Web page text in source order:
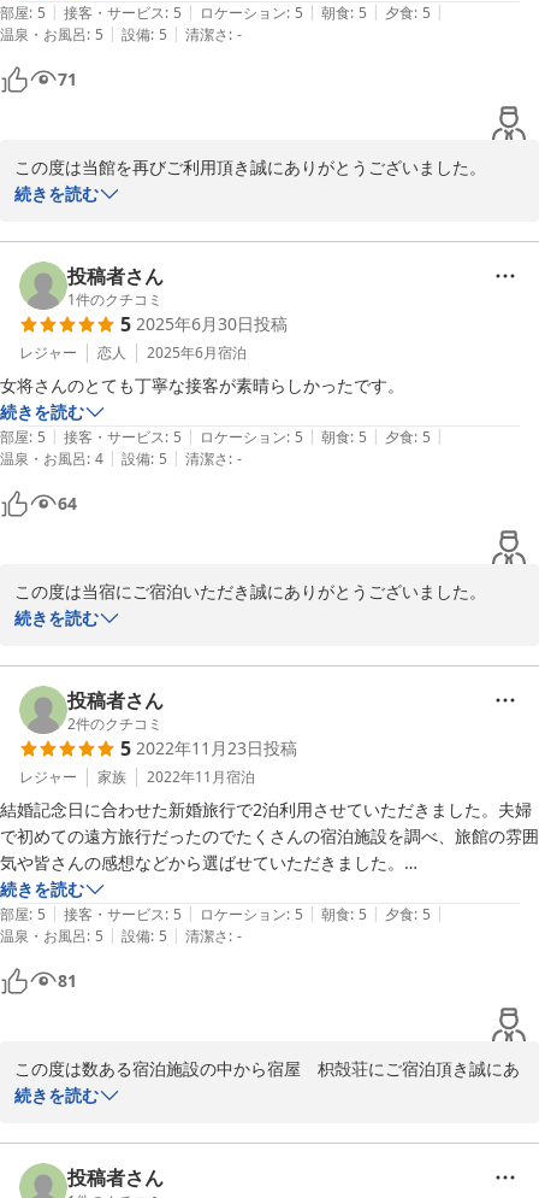
2024-12-11
お料理も京料理を味わえとても美味しく、女将さんと旦那さんの接客は
本当に癒されます！
結婚してもまた妻と来れたことが本当に嬉しかったです！
今後家族が増えてからも、また枳穀荘に戻って来たいと思わせるそんな
部屋: 5 | 接客・サービス: 5 | ロケーション: 5 | 朝食: 5 | 夕食: 5 |
温泉・お風呂: 5 | 設備: 5 | 清潔さ: -
71
この度は当館を再びご利用頂き誠にありがとうございました。
前回ご来店なられました時はコロナ禍で京都は閑散としていました
が現在は観光が賑やかに戻り当館も日々忙しくさせていただいてお
ります。
そうした中、再びお客様と色々なお話をさせていただき私たちスタ
ッフ一同大変心温まりました。
また、お客様に新しい家族が増えられるとのこと誠におめでとうご
ざいます。
いまだに寒い日が毎日続きますのでくれぐれもお体ご自愛ください
また機会がありましたら皆様のご来店を心よりお待ちしておりま
す。
宿屋枳殻荘スタッフ一同
2024-02-12
続きを読む
投稿者さん
1件のクチコミ
5 2025年6月30日投稿
レジャー 恋人 2025年6月宿泊
女将さんのとても丁寧な接客が素晴らしかったです。
続きを読む
部屋: 5 | 接客・サービス: 5 | ロケーション: 5 | 朝食: 5 | 夕食: 5 |
温泉・お風呂: 4 | 設備: 5 | 清潔さ: -
64
この度は当宿にご宿泊いただき誠にありがとうございました。
また、評価やコメントをいただきまして誠にありがとうございま
当館へのお褒めのお言葉をいただき大変嬉しい限りでございます。
お客様の大切なご旅行に当館がすこしでもお役に立てれば光栄で
す。
これからもお客様にご満足いただけるよう日々努力してまいります
ので、今後ともご愛顧のほどよろしくお願いいたします。
9月になってもまだまだ残暑厳しい日が続いていますのでくれぐれ
もお体ご自愛下さいませ。
またのご来店をスタッフ一同心よりお待ちしております。
返信が遅くなり大変失礼いたしました。
2025-09-20
続きを読む
投稿者さん
2件のクチコミ
5 2022年11月23日投稿
レジャー 家族 2022年11月宿泊
結婚記念日に合わせた新婚旅行で2泊利用させていただきました。夫婦
で初めての遠方旅行だったのでたくさんの宿泊施設を調べ、旅館の雰囲
気や皆さんの感想などから選ばせていただきました。
本当に素敵な旅館でした。古き良き旅館。若女将のお声かけやお心遣い
がとてもありがたかく、何より海外旅行客への自然な英語の対応が格好
良かったです。旦那様の頬が落ちるほどの美味しいお料理、玄関でお出
迎えしてくださる可愛らしい大旦那様、鯉を眺めてるところ説明してく
ださった大女将、皆さん本当に温かい方でした。友人宅に泊まったよう
チェックアウトの日も観光のため荷物を預かってくださいました。これ
った際に皆さんの温かいお出迎え、見えなくなるまでのお見送りのお陰
続きを読む
部屋: 5 | 接客・サービス: 5 | ロケーション: 5 | 朝食: 5 | 夕食: 5 |
温泉・お風呂: 5 | 設備: 5 | 清潔さ: -
81
この度は数ある宿泊施設の中から宿屋　枳殻荘にご宿泊頂き誠にあ
りがとうございました。
また早々に評価や感想の投稿もお寄せ頂き重ねてお礼申し上げま
す。
続きを読む
投稿者さん